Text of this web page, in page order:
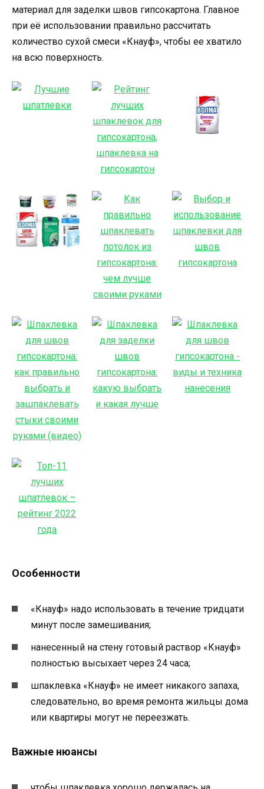
материал для заделки швов гипсокартона. Главное
при её использовании правильно рассчитать
количество сухой смеси «Кнауф», чтобы ее хватило
на всю поверхность.
Особенности
«Кнауф» надо использовать в течение тридцати
минут после замешивания;
нанесенный на стену готовый раствор «Кнауф»
полностью высыхает через 24 часа;
шпаклевка «Кнауф» не имеет никакого запаха,
следовательно, во время ремонта жильцы дома
или квартиры могут не переезжать.
Важные нюансы